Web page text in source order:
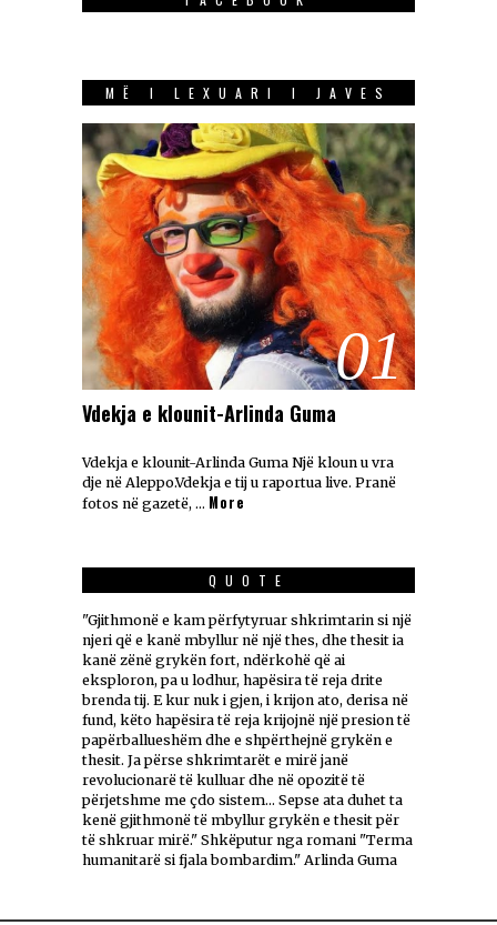
MË I LEXUARI I JAVES
01
Vdekja e klounit-Arlinda Guma
Vdekja e klounit-Arlinda Guma Një kloun u vra
dje në Aleppo.Vdekja e tij u raportua live. Pranë
fotos në gazetë, … More
QUOTE
"Gjithmonë e kam përfytyruar shkrimtarin si një
njeri që e kanë mbyllur në një thes, dhe thesit ia
kanë zënë grykën fort, ndërkohë që ai
eksploron, pa u lodhur, hapësira të reja drite
brenda tij. E kur nuk i gjen, i krijon ato, derisa në
fund, këto hapësira të reja krijojnë një presion të
papërballueshëm dhe e shpërthejnë grykën e
thesit. Ja përse shkrimtarët e mirë janë
revolucionarë të kulluar dhe në opozitë të
përjetshme me çdo sistem... Sepse ata duhet ta
kenë gjithmonë të mbyllur grykën e thesit për
të shkruar mirë." Shkëputur nga romani "Terma
humanitarë si fjala bombardim." Arlinda Guma